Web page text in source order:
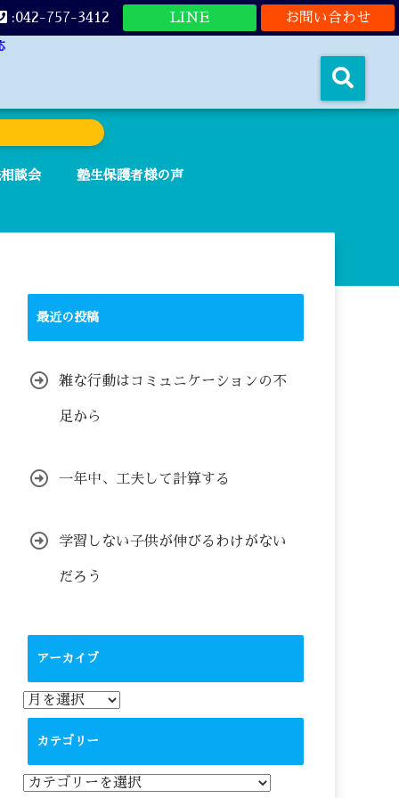
お問い合わせ
LINE
:042-757-3412
談会 塾生保護者様の声
最近の投稿
雑な行動はコミュニケーションの不
足から
一年中、工夫して計算する
学習しない子供が伸びるわけがない
だろう
アーカイブ
ア
ー
カテゴリー
カ